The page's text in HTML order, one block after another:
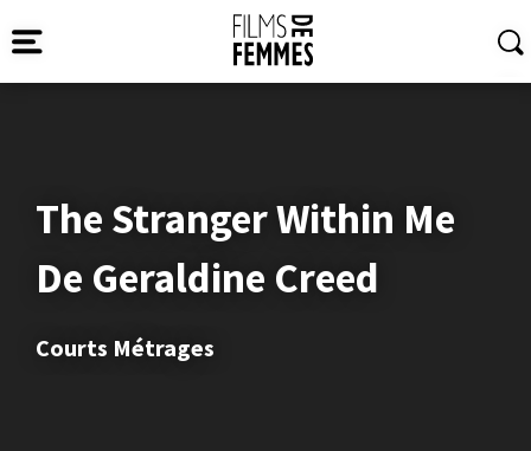
The Stranger Within Me
De Geraldine Creed
Courts Métrages